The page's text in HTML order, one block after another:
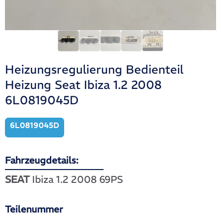
Heizungsregulierung Bedienteil
Heizung Seat Ibiza 1.2 2008
6L0819045D
6L0819045D
Fahrzeugdetails:
SEATIbiza 1.2 2008 69PS
Teilenummer